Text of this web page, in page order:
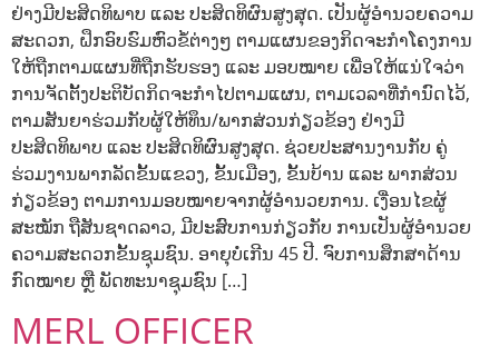
ຢ່າງມີປະສິດທິພາບ ແລະ ປະສິດທິຜົນສູງສຸດ. ເປັນຜູ້ອຳນວຍຄວາມ
ສະດວກ, ຝຶກອົບຮົມຫົວຂໍ້ຕ່າງໆ ຕາມແຜນຂອງກິດຈະກຳໂຄງການ
ໃຫ້ຖືກຕາມແຜນທີ່ຖືກຮັບຮອງ ແລະ ມອບໝາຍ ເພື່ອໃຫ້ແນ່ໃຈວ່າ
ການຈັດຕັ້ງປະຕິບັດກິດຈະກຳໄປຕາມແຜນ, ຕາມເວລາທີ່ກຳນົດໄວ້,
ຕາມສັນຍາຮ່ວມກັບຜູ້ໃຫ້ທຶນ/ພາກສ່ວນກ່ຽວຂ້ອງ ຢ່າງມີ
ປະສິດທິພາບ ແລະ ປະສິດທິຜົນສູງສຸດ. ຊ່ວຍປະສານງານກັບ ຄູ່
ຮ່ວມງານພາກລັດຂັ້ນແຂວງ, ຂັ້ນເມືອງ, ຂັ້ນບ້ານ ແລະ ພາກສ່ວນ
ກ່ຽວຂ້ອງ ຕາມການມອບໝາຍຈາກຜູ້ອຳນວຍການ. ເງື່ອນໄຂຜູ້
ສະໝັກ ຖືສັນຊາດລາວ, ມີປະສົບການກ່ຽວກັບ ການເປັນຜູ້ອຳນວຍ
ຄວາມສະດວກຂັ້ນຊຸມຊົນ. ອາຍຸບໍ່ເກີນ 45 ປີ. ຈົບການສຶກສາດ້ານ
ກົດໝາຍ ຫຼື ພັດທະນາຊຸມຊົນ […]
MERL OFFICER